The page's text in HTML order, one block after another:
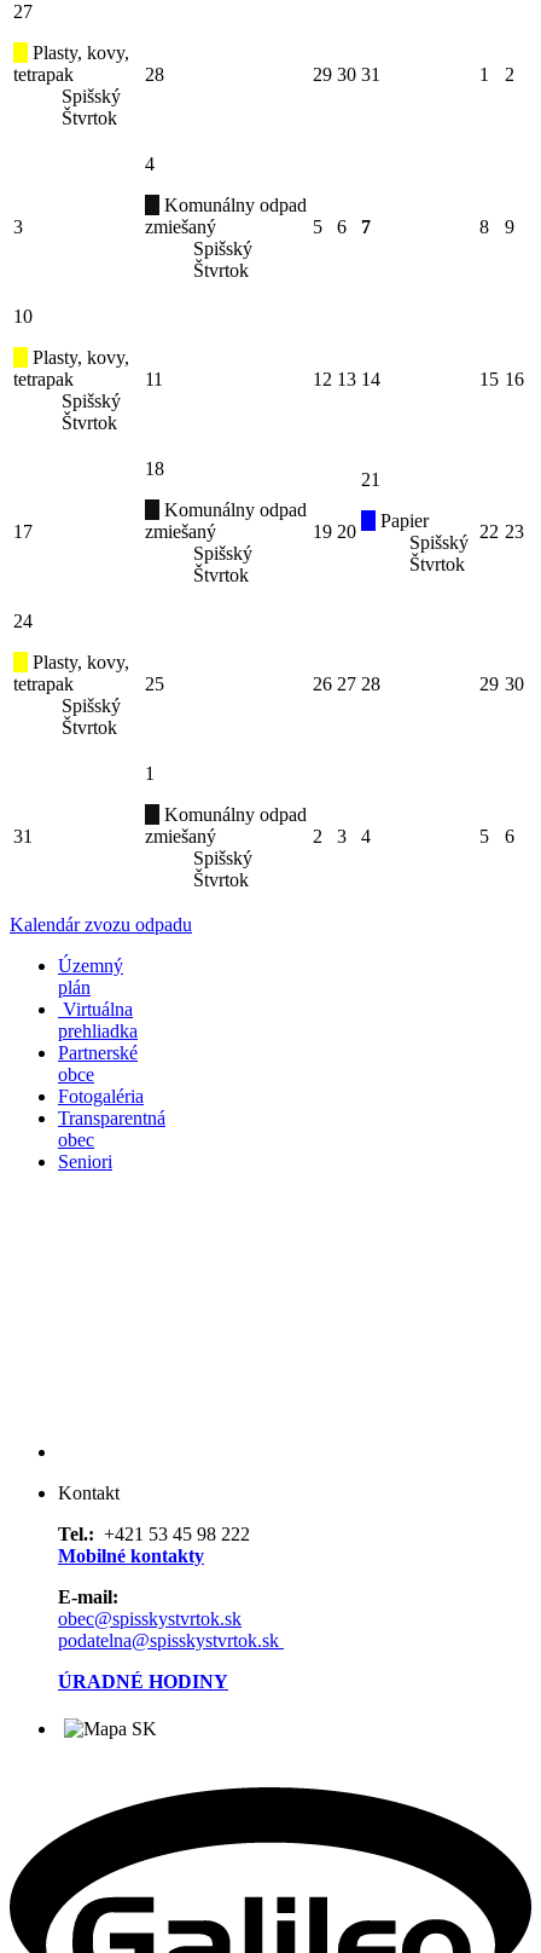
27
Plasty, kovy,
tetrapak
Spišský
Štvrtok
28 29 30 31 1 2
3
4
Komunálny odpad
zmiešaný
Spišský
Štvrtok
5 6 7 8 9
10
Plasty, kovy,
tetrapak
Spišský
Štvrtok
11 12 13 14 15 16
17
18
Komunálny odpad
zmiešaný
Spišský
Štvrtok
19 20
21
Papier
Spišský
Štvrtok
22 23
24
Plasty, kovy,
tetrapak
Spišský
Štvrtok
25 26 27 28 29 30
31
1
Komunálny odpad
zmiešaný
Spišský
Štvrtok
2 3 4 5 6
Kalendár zvozu odpadu
Územný
plán
Virtuálna
prehliadka
Partnerské
obce
Fotogaléria
Transparentná
obec
Seniori
Kontakt
Tel.: +421 53 45 98 222
Mobilné kontakty
E-mail:
obec@spisskystvrtok.sk
podatelna@spisskystvrtok.sk
ÚRADNÉ HODINY